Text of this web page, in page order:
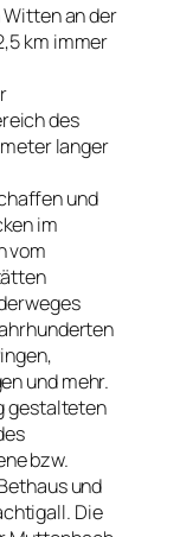
an der
km immer
des
langer
und
im
vom
und mehr.
gestalteten
bzw.
und
Die